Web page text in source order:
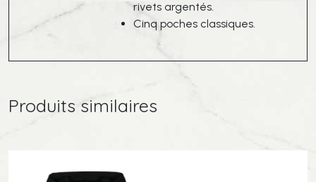
rivets argentés.
Cinq poches classiques.
Produits similaires